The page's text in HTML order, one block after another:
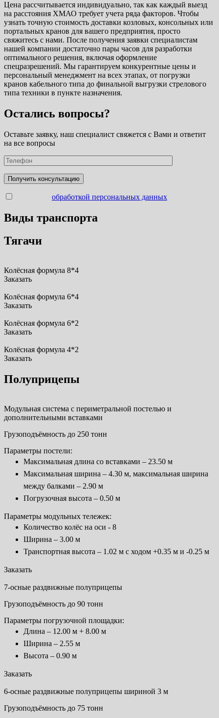
Цена рассчитывается индивидуально, так как каждый выезд
на расстояния ХМАО требует учета ряда факторов. Чтобы
узнать точную стоимость доставки козловых, консольных или
портальных кранов для вашего предприятия, просто
свяжитесь с нами. После получения заявки специалистам
нашей компании достаточно пары часов для разработки
оптимального решения, включая оформление
спецразрешений. Мы гарантируем конкурентные цены и
персональный менеджмент на всех этапах, от погрузки
кранов кабельного типа до финальной выгрузки стрелового
типа техники в пункте назначения.
Остались вопросы?
Оставьте заявку, наш специалист свяжется с Вами и ответит
на все вопросы
обработкой персональных данных
Виды транспорта
Тягачи
Колёсная формула 8*4
Заказать
Колёсная формула 6*4
Заказать
Колёсная формула 6*2
Заказать
Колёсная формула 4*2
Заказать
Полуприцепы
Модульная система с периметральной постелью и
дополнительными вставками
Грузоподъёмность до 250 тонн
Параметры постели:
Максимальная длина со вставками – 23.50 м
Максимальная ширина – 4.30 м, максимальная ширина
между балками – 2.90 м
Погрузочная высота – 0.50 м
Параметры модульных тележек:
Количество колёс на оси - 8
Ширина – 3.00 м
Транспортная высота – 1.02 м с ходом +0.35 м и -0.25 м
Заказать
7-осные раздвижные полуприцепы
Грузоподъёмность до 90 тонн
Параметры погрузочной площадки:
Длина – 12.00 м + 8.00 м
Ширина – 2.55 м
Высота – 0.90 м
Заказать
6-осные раздвижные полуприцепы шириной 3 м
Грузоподъёмность до 75 тонн